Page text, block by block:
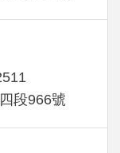
段966號